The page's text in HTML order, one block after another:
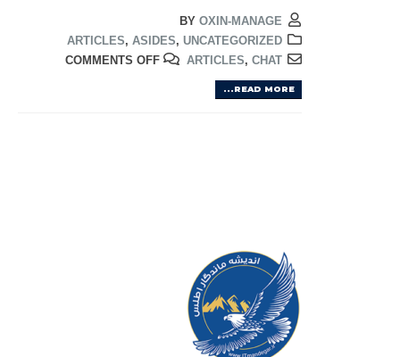
BY OXIN-MANAGE
ARTICLES, ASIDES, UNCATEGORIZED
ARTICLES, CHAT
COMMENTS OFF
READ MORE...